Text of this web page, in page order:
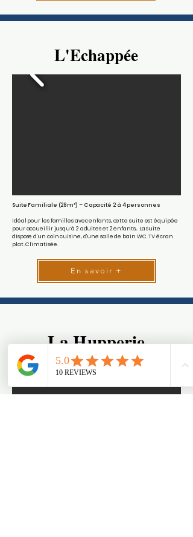
L'Echappée
L'Echappée
Suite Familiale (28m²) – Capacité 2 à 4 personnes
Idéal pour les familles avec enfants, cette suite est équipée
pour accueillir jusqu’à 2 adultes et 2 enfants,. La Suite
dispose d'un coin cuisine, d'une salle de bain WC. TV écran
plat. Climatisée.
En savoir +
La Hupperie
La Hupperie